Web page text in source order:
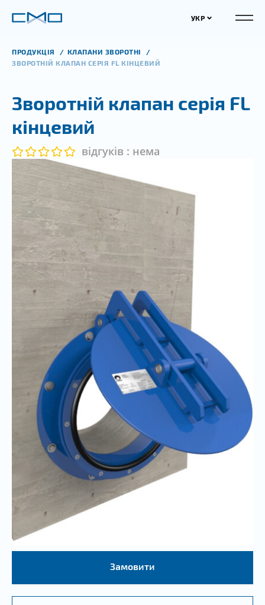
УКР
ПРОДУКЦІЯ
КЛАПАНИ ЗВОРОТНІ
ЗВОРОТНІЙ КЛАПАН СЕРІЯ FL КІНЦЕВИЙ
Зворотній клапан серія FL
кінцевий
відгуків : нема
Замовити